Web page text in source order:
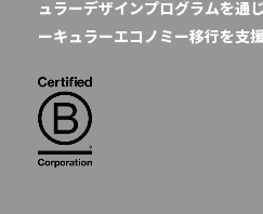
ュラーデザインプログラムを通
ーキュラーエコノミー移行を支援